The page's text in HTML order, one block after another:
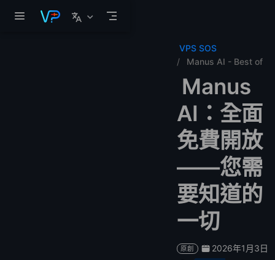
跳至主要內容
VPS SOS
Manus AI - Best of
Manus
AI：全面
免費開放
——您需
要知道的
一切
原創 2026年1月3日